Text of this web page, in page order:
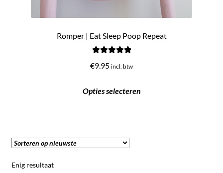
Romper | Eat Sleep Poop Repeat
€9.95 incl. btw
Opties selecteren
Enig resultaat